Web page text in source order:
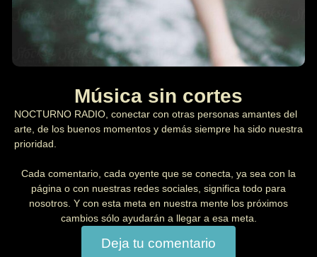
Música sin cortes
NOCTURNO RADIO, conectar con otras personas amantes del
arte, de los buenos momentos y demás siempre ha sido nuestra
prioridad.
Cada comentario, cada oyente que se conecta, ya sea con la
página o con nuestras redes sociales, significa todo para
nosotros. Y con esta meta en nuestra mente los próximos
cambios sólo ayudarán a llegar a esa meta.
Deja tu comentario